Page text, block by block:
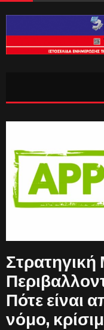
Στρατηγική
Πότε είναι
νόμο,